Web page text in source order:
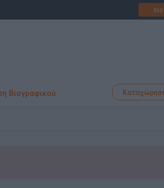
Βιογραφικού